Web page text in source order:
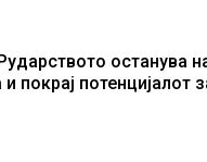
останува
и покрај потенцијалот